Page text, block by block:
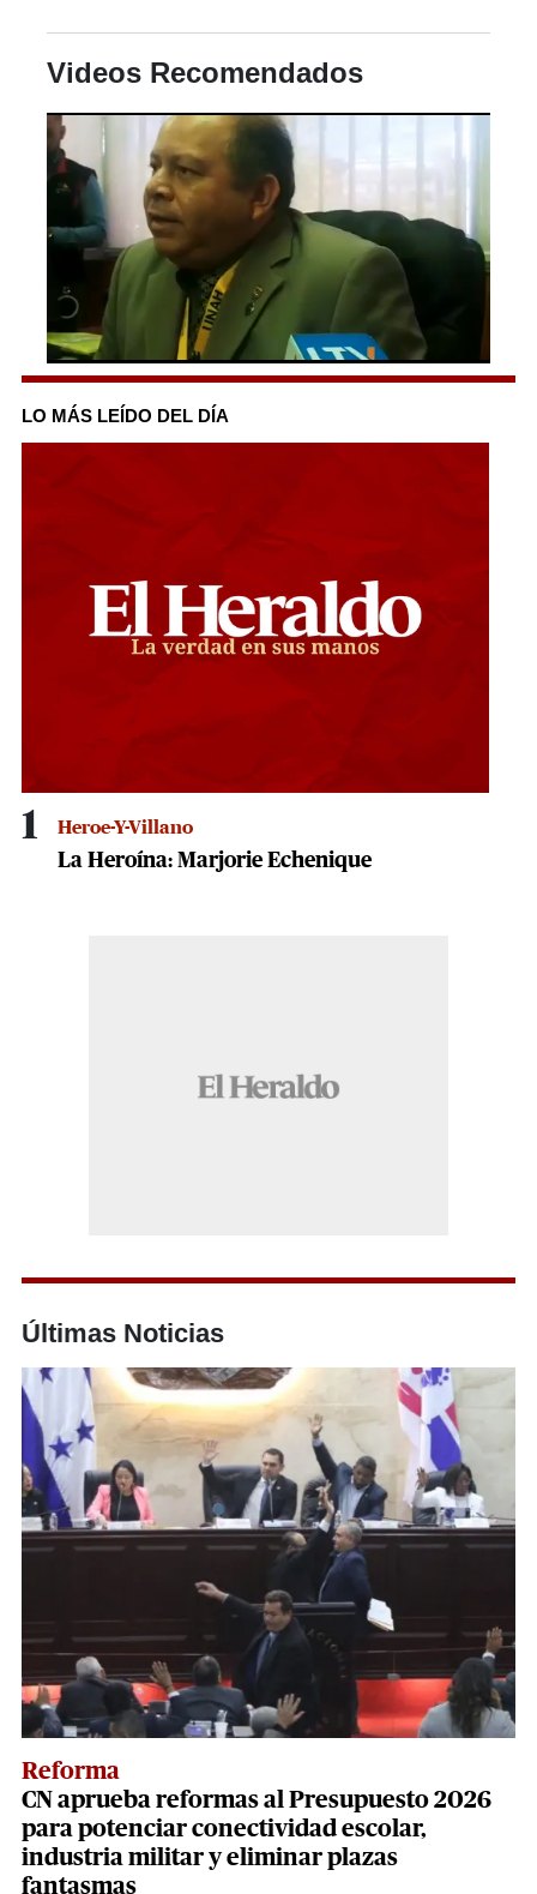
Videos Recomendados
0
of
2
minutes,
LO MÁS LEÍDO DEL DÍA
1 Heroe-Y-Villano
La Heroína: Marjorie Echenique
Últimas Noticias
Reforma
CN aprueba reformas al Presupuesto 2026
para potenciar conectividad escolar,
industria militar y eliminar plazas
fantasmas